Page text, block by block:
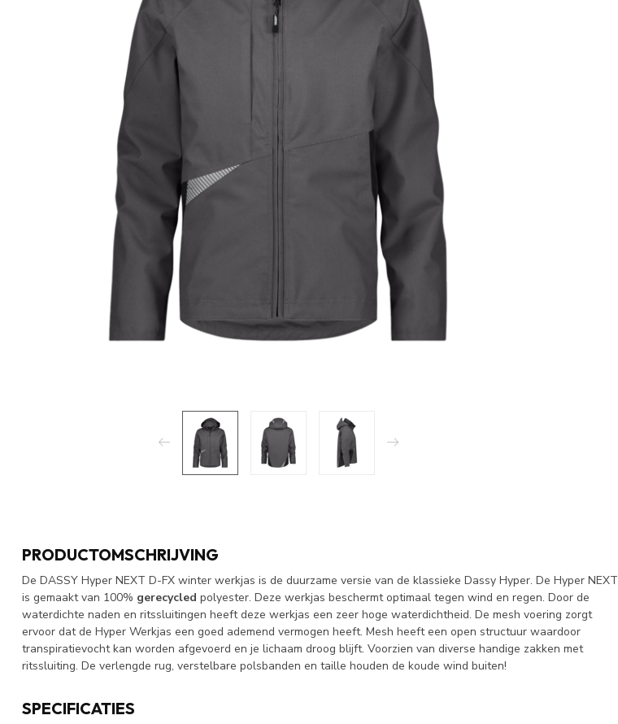
PRODUCTOMSCHRIJVING
De DASSY Hyper NEXT D-FX winter werkjas is de duurzame versie van de klassieke Dassy Hyper. De Hyper NEXT
is gemaakt van 100% gerecycled polyester. Deze werkjas beschermt optimaal tegen wind en regen. Door de
waterdichte naden en ritssluitingen heeft deze werkjas een zeer hoge waterdichtheid. De mesh voering zorgt
ervoor dat de Hyper Werkjas een goed ademend vermogen heeft. Mesh heeft een open structuur waardoor
transpiratievocht kan worden afgevoerd en je lichaam droog blijft. Voorzien van diverse handige zakken met
ritssluiting. De verlengde rug, verstelbare polsbanden en taille houden de koude wind buiten!
SPECIFICATIES